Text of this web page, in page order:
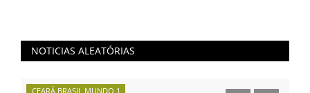
NOTICIAS ALEATÓRIAS
CEARÁ BRASIL MUNDO 1